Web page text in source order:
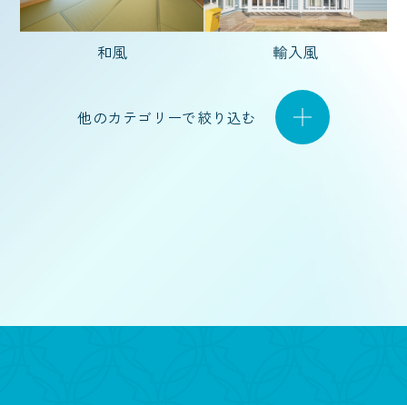
和風 輸入風
他のカテゴリーで絞り込む